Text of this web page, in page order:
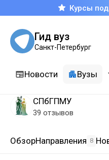
Курсы
Гид вуз
Санкт-Петербург
Новости Вузы
СПбГПМУ
39 отзывов
ОбзорНаправления 8